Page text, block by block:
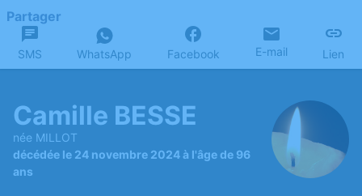
Partager
SMS WhatsApp Facebook E-mail Lien
Camille BESSE
née MILLOT
décédée le 24 novembre 2024 à l'âge de 96
ans